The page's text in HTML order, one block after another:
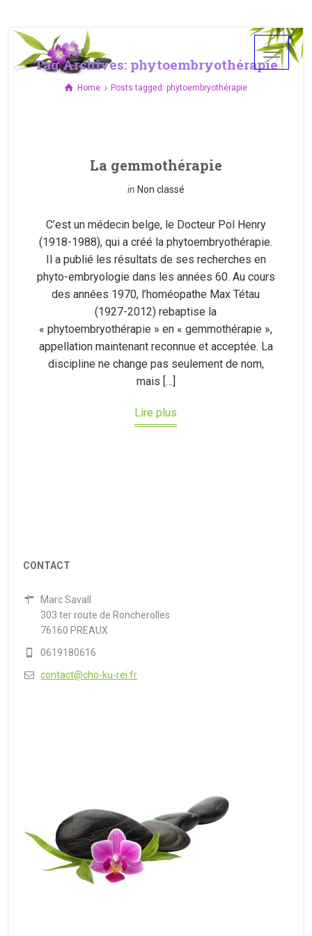
Tag Archives: phytoembryothérapie
Home Posts tagged: phytoembryothérapie
La gemmothérapie
in Non classé
C’est un médecin belge, le Docteur Pol Henry
(1918-1988), qui a créé la phytoembryothérapie.
Il a publié les résultats de ses recherches en
phyto-embryologie dans les années 60. Au cours
des années 1970, l’homéopathe Max Tétau
(1927-2012) rebaptise la
« phytoembryothérapie » en « gemmothérapie »,
appellation maintenant reconnue et acceptée. La
discipline ne change pas seulement de nom,
mais […]
Lire plus
CONTACT
Marc Savall
303 ter route de Roncherolles
76160 PREAUX
0619180616
contact@cho-ku-rei.fr